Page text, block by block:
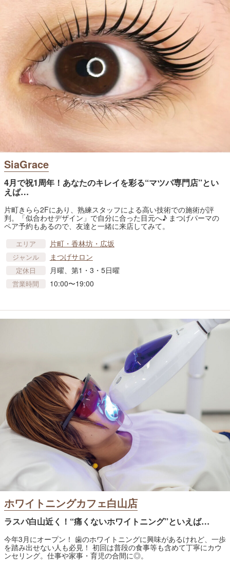
SiaGrace
4月で祝1周年！あなたのキレイを彩る“マツパ専門店”とい
えば…
片町きらら2Fにあり、熟練スタッフによる高い技術での施術が評
判。「似合わせデザイン」で自分に合った目元へ♪ まつげパーマの
ペア予約もあるので、友達と一緒に来店してみて。
エリア 片町・香林坊・広坂
ジャンル まつげサロン
定休日 月曜、第1・3・5日曜
営業時間 10:00〜19:00
ホワイトニングカフェ白山店
ラスパ白山近く！“痛くないホワイトニング”といえば…
今年3月にオープン！ 歯のホワイトニングに興味があるけれど、一歩
を踏み出せない人も必見！ 初回は普段の食事等も含めて丁寧にカウ
ンセリング。仕事や家事・育児の合間に◎。